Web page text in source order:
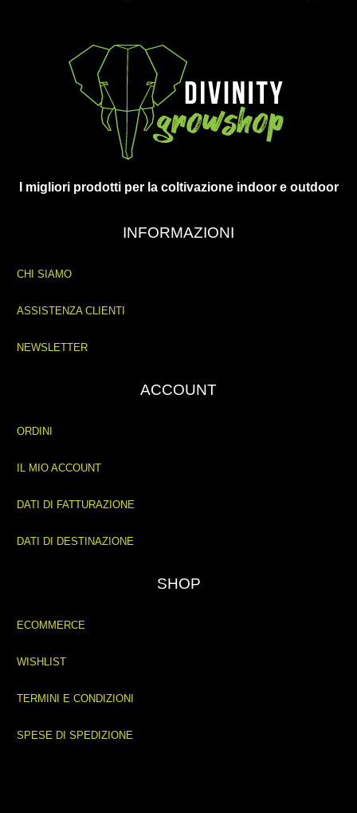
I migliori prodotti per la coltivazione indoor e outdoor
INFORMAZIONI
CHI SIAMO
ASSISTENZA CLIENTI
NEWSLETTER
ACCOUNT
ORDINI
IL MIO ACCOUNT
DATI DI FATTURAZIONE
DATI DI DESTINAZIONE
SHOP
ECOMMERCE
WISHLIST
TERMINI E CONDIZIONI
SPESE DI SPEDIZIONE